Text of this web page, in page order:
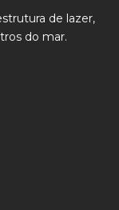
de lazer,
do mar.